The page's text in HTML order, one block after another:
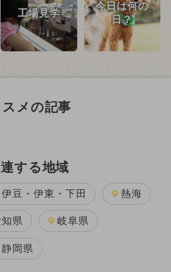
工場見学
今日は何の
日？
メの記事
する地域
伊豆・伊東・下田 熱海
県 岐阜県
静岡県